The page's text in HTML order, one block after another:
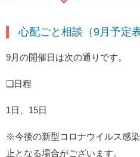
心配ごと相談（9月予定表
9月の開催日は次の通りです。
❏日程
1日、15日
※今後の新型コロナウイルス感
止となる場合がございます。